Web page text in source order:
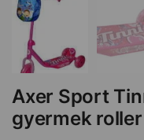
Axer Sport
gyermek roller